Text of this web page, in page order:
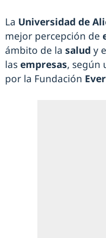
La Universidad de
mejor percepción de
ámbito de la salud y
las empresas, según
por la Fundación